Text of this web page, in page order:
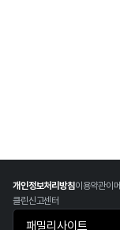
개인정보처리방침이용약관이
클린신고센터
패밀리사이트 바로가기